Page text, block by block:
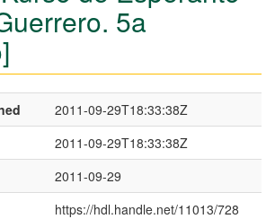
5a
2011-09-29T18:33:38Z
2011-09-29T18:33:38Z
2011-09-29
https://hdl.handle.net/11013/728